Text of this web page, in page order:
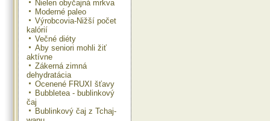
Nielen obyčajná mrkva
Moderné paleo
Výrobcovia-Nižší počet
kalórií
Večné diéty
Aby seniori mohli žiť
aktívne
Zákerná zimná
dehydratácia
Ocenené FRUXI šťavy
Bubbletea - bublinkový
čaj
Bublinkový čaj z Tchaj-